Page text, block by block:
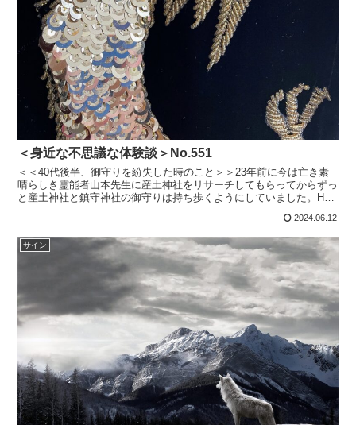
＜身近な不思議な体験談＞No.551
＜＜40代後半、御守りを紛失した時のこと＞＞23年前に今は亡き素
晴らしき霊能者山本先生に産土神社をリサーチしてもらってからずっ
と産土神社と鎮守神社の御守りは持ち歩くようにしていました。HP
2024.06.12
サイン